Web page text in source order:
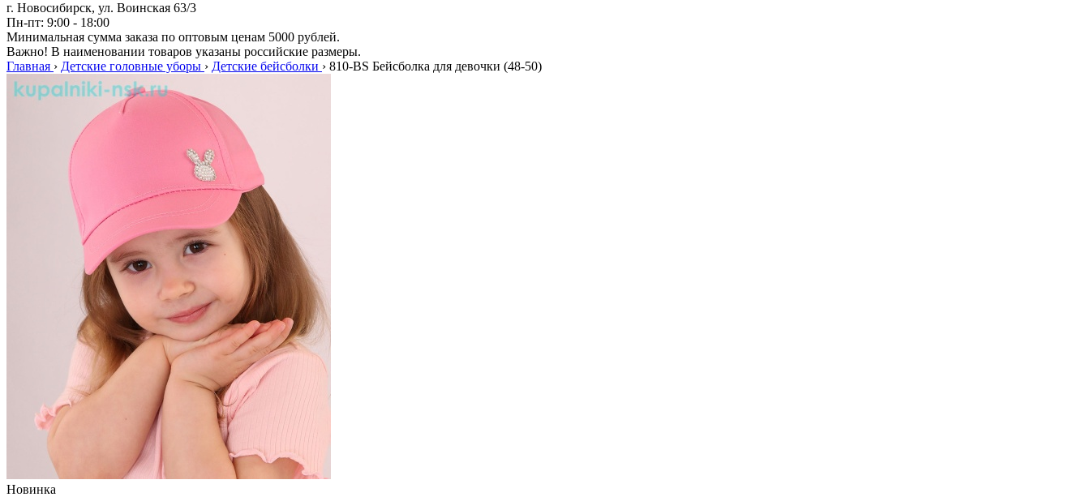
г. Новосибирск, ул. Воинская 63/3
Пн-пт: 9:00 - 18:00
Минимальная сумма заказа по оптовым ценам 5000 рублей.
Важно! В наименовании товаров указаны российские размеры.
Главная › Детские головные уборы › Детские бейсболки › 810-BS Бейсболка для девочки (48-50)
Новинка